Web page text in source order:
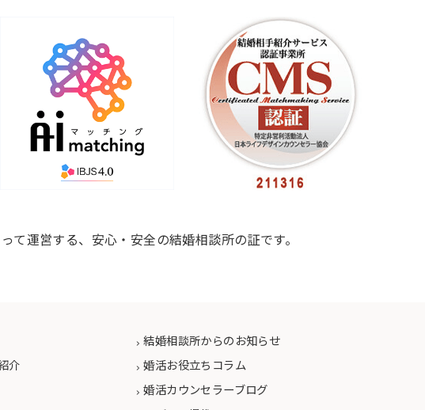
て運営する、安心・安全の結婚相談所の証です。
介
結婚相談所からのお知らせ
婚活お役立ちコラム
婚活カウンセラーブログ